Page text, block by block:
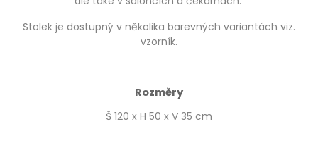
Stolek je dostupný v několika barevných variantách viz.
vzorník.
Rozměry
Š 120 x H 50 x V 35 cm